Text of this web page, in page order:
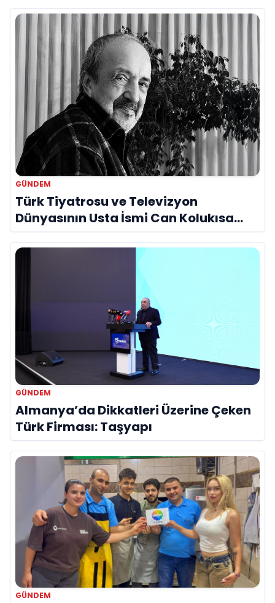
GÜNDEM
Türk Tiyatrosu ve Televizyon
Dünyasının Usta İsmi Can Kolukısa
Hayatını Kaybetti
GÜNDEM
Almanya’da Dikkatleri Üzerine Çeken
Türk Firması: Taşyapı
GÜNDEM